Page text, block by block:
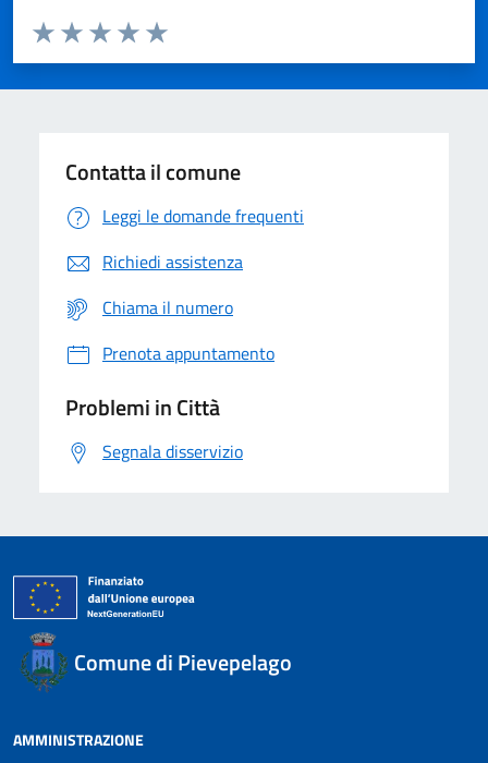
Domanda
Valuta da 1 a 5 stelle la pagina
Valuta 5 stelle su 5
Valuta 4 stelle su 5
Valuta 3 stelle su 5
Valuta 2 stelle su 5
Valuta 1 stelle su 5
Contatta il comune
Leggi le domande frequenti
Richiedi assistenza
Chiama il numero
Prenota appuntamento
Problemi in Città
Segnala disservizio
Comune di Pievepelago
AMMINISTRAZIONE